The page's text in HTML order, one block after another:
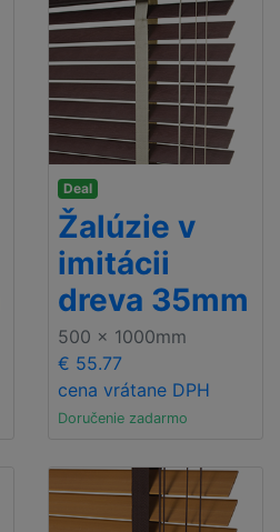
Deal
Žalúzie v
imitácii
dreva 35mm
500 x 1000mm
€ 55.77
cena vrátane DPH
Doručenie zadarmo